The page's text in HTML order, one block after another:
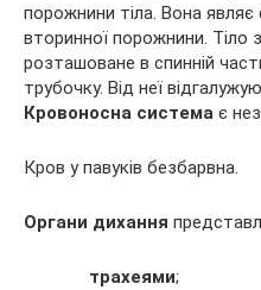
порожнини тіла. Вона являє
вторинної порожнини.
розташоване в спинній
трубочку. Від неї
Кровоносна система є
Кров у павуків безбарвна.
Органи дихання
трахеями;